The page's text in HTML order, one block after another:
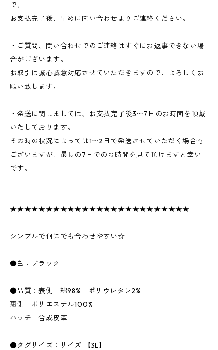
で、
お支払完了後、早めに問い合わせよりご連絡ください。
・ご質問、問い合わせでのご連絡はすぐにお返事できない場
合がございます。
お取引は誠心誠意対応させていただきますので、よろしくお
願い致します。
・発送に関しましては、お支払完了後3〜7日のお時間を頂戴
いたしております。
その時の状況によっては1〜2日で発送させていただく場合も
ございますが、最長の7日でのお時間を見て頂けますと幸い
です。
★★★★★★★★★★★★★★★★★★★★★★★★★
シンプルで何にでも合わせやすい☆
●色：ブラック
●品質：表側 綿98% ポリウレタン2%
裏側 ポリエステル100%
パッチ 合成皮革
●タグサイズ：サイズ 【3L】